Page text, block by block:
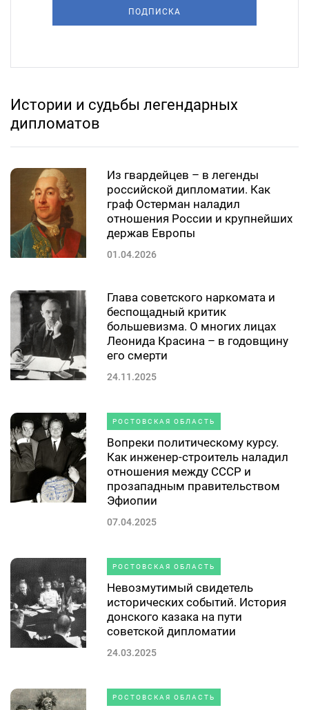
ПОДПИСКА
Истории и судьбы легендарных
дипломатов
Из гвардейцев – в легенды
российской дипломатии. Как
граф Остерман наладил
отношения России и крупнейших
держав Европы
01.04.2026
Глава советского наркомата и
беспощадный критик
большевизма. О многих лицах
Леонида Красина – в годовщину
его смерти
24.11.2025
РОСТОВСКАЯ ОБЛАСТЬ
Вопреки политическому курсу.
Как инженер-строитель наладил
отношения между СССР и
прозападным правительством
Эфиопии
07.04.2025
РОСТОВСКАЯ ОБЛАСТЬ
Невозмутимый свидетель
исторических событий. История
донского казака на пути
советской дипломатии
24.03.2025
РОСТОВСКАЯ ОБЛАСТЬ